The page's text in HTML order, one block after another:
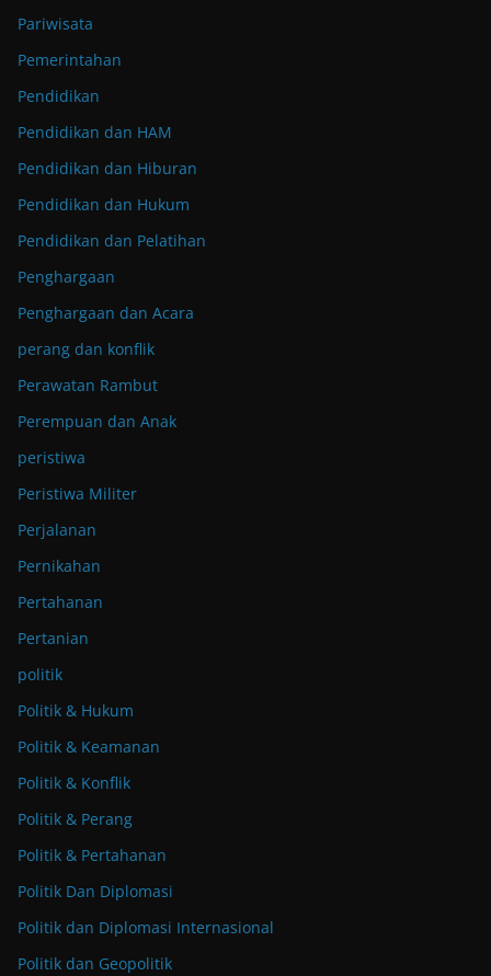
Pariwisata
Pemerintahan
Pendidikan
Pendidikan dan HAM
Pendidikan dan Hiburan
Pendidikan dan Hukum
Pendidikan dan Pelatihan
Penghargaan
Penghargaan dan Acara
perang dan konflik
Perawatan Rambut
Perempuan dan Anak
peristiwa
Peristiwa Militer
Perjalanan
Pernikahan
Pertahanan
Pertanian
politik
Politik & Hukum
Politik & Keamanan
Politik & Konflik
Politik & Perang
Politik & Pertahanan
Politik Dan Diplomasi
Politik dan Diplomasi Internasional
Politik dan Geopolitik